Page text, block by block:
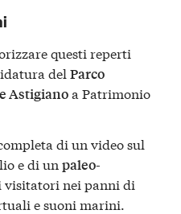
questi reperti
del Parco
Astigianoa Patrimonio
di un video sul
e di un paleo-
visitatori nei panni di
e suoni marini.